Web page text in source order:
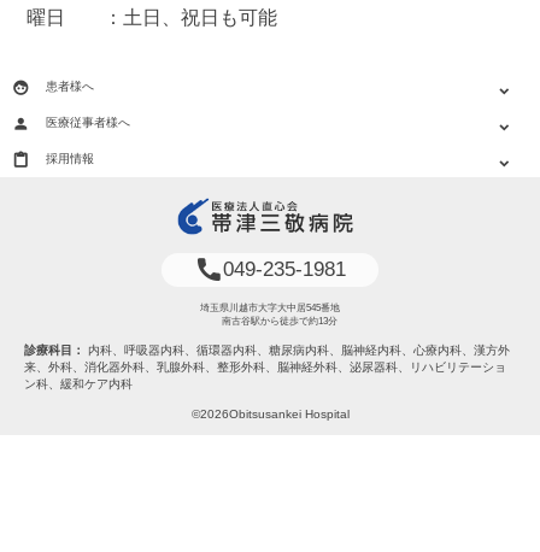
曜日 ：土日、祝日も可能
face 患者様へ
expand_more
person
医療従事者様へ
expand_more
content_paste
採用情報 expand_more
phone049-235-1981
埼玉県川越市大字大中居545番地
南古谷駅から徒歩で約13分
診療科目：
内科、呼吸器内科、循環器内科、糖尿病内科、脳神経内科、心療内科、漢方外
来、外科、消化器外科、乳腺外科、整形外科、脳神経外科、泌尿器科、リハビリテーショ
ン科、緩和ケア内科
©2026Obitsusankei Hospital